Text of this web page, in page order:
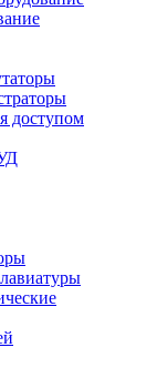
доступом